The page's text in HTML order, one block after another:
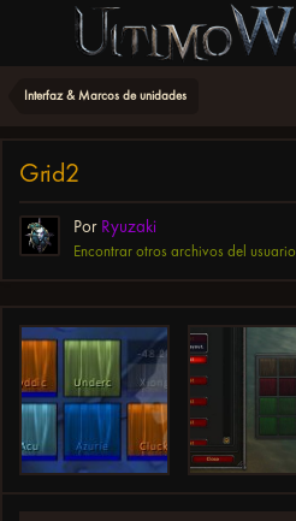
Interfaz & Marcos de unidades
Grid2
Por Ryuzaki
Encontrar otros archivos del usuario